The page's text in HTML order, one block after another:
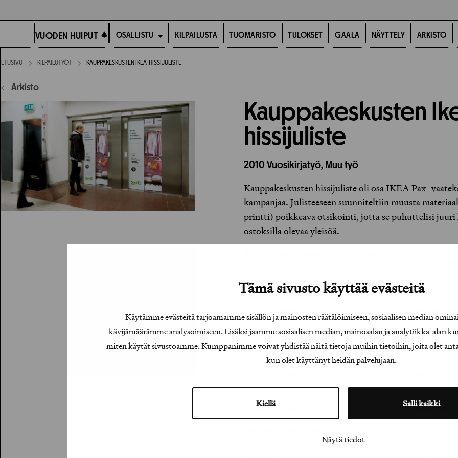
Tämä sivusto käyttää evästeitä
Käytämme evästeitä tarjoamamme sisällön ja mainosten räätälöimiseen, sosiaalisen median
kävijämäärämme analysoimiseen. Lisäksi jaamme sosiaalisen median, mainosalan ja analytiikka-alan
miten käytät sivustoamme. Kumppanimme voivat yhdistää näitä tietoja muihin tietoihin, joita olet
kun olet käyttänyt heidän palvelujaan.
Kiellä Salli kaikki
Näytä tiedot
suoraan
VUODEN HUIPUT
VUODEN HUIPUT OSALLISTU KILPAILUSTA TUOMARISTO TULOKSET GAALA NÄYTTELY ARKISTO
ETUSIVU KILPAILUTYÖT KAUPPAKESKUSTEN IKEA-HISSIJULISTE
Arkisto
Kauppakeskusten
hissijuliste
2010 Vuosikirjatyö, Muu työ
Kauppakeskusten hissijuliste oli osa IKEA Pax -
kampanjaa. Julisteeseen suunniteltiin muusta
printti) poikkeava otsikointi, jotta se puhuttelisi juuri
ostoksilla olevaa yleisöä.
Asiakkaan vastuuhenkilö / Clients Representative
Art Director
Sari Vuorisalo / IKEA Oy
Copywriter
Mikko Toivanen
Sanna Partanen, Helena Herkamaa /
Copywriter
Heikki
Sanna
Toinen